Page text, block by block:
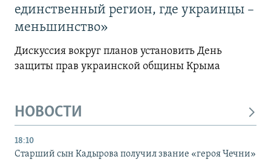
единственный регион, где украинцы –
меньшинство»
Дискуссия вокруг планов установить День
защиты прав украинской общины Крыма
НОВОСТИ
18:10
Старший сын Кадырова получил звание «героя Чечни»